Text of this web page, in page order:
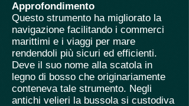
Approfondimento
Questo strumento ha migliorato la
navigazione facilitando i commerci
marittimi e i viaggi per mare
rendendoli più sicuri ed efficienti.
Deve il suo nome alla scatola in
legno di bosso che originariamente
conteneva tale strumento. Negli
antichi velieri la bussola si custodiva